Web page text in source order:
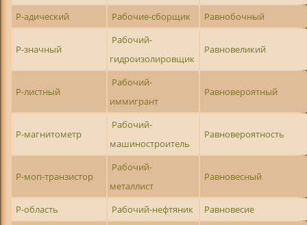
Р-адический Рабочие-сборщик Равнобочный
Р-значный
Рабочий-
гидроизолировщик
Равновеликий
Р-листный
Рабочий-
иммигрант
Равновероятный
Р-магнитометр
Рабочий-
машиностроитель
Равновероятность
Р-моп-транзистор
Рабочий-
металлист
Равновесный
Р-область Рабочий-нефтяник Равновесие